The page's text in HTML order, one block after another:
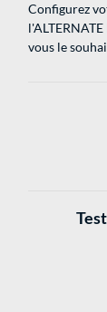
Configurez
vous le